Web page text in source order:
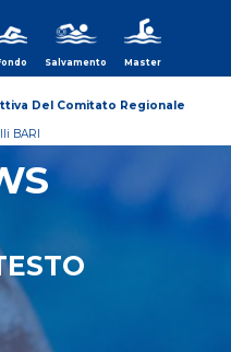
Salvamento Master
Del Comitato Regionale
BARI